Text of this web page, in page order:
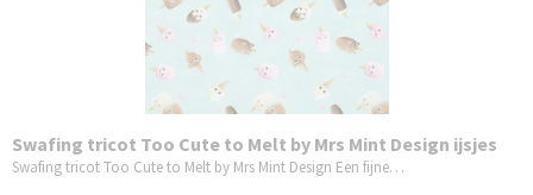
Swafing tricot Too Cute to Melt by Mrs Mint Design ijsjes
mint
Swafing tricot Too Cute to Melt by Mrs Mint Design Een fijne…